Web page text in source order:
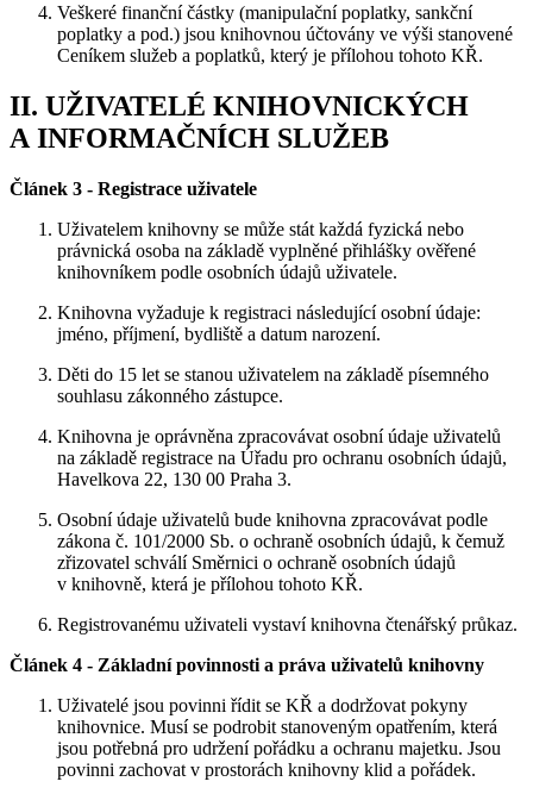
Veškeré finanční částky (manipulační poplatky, sankční
poplatky a pod.) jsou knihovnou účtovány ve výši stanovené
Ceníkem služeb a poplatků, který je přílohou tohoto KŘ.
II. UŽIVATELÉ KNIHOVNICKÝCH
A INFORMAČNÍCH SLUŽEB
Článek 3 - Registrace uživatele
Uživatelem knihovny se může stát každá fyzická nebo
právnická osoba na základě vyplněné přihlášky ověřené
knihovníkem podle osobních údajů uživatele.
Knihovna vyžaduje k registraci následující osobní údaje:
jméno, příjmení, bydliště a datum narození.
Děti do 15 let se stanou uživatelem na základě písemného
souhlasu zákonného zástupce.
Knihovna je oprávněna zpracovávat osobní údaje uživatelů
na základě registrace na Úřadu pro ochranu osobních údajů,
Havelkova 22, 130 00 Praha 3.
Osobní údaje uživatelů bude knihovna zpracovávat podle
zákona č. 101/2000 Sb. o ochraně osobních údajů, k čemuž
zřizovatel schválí Směrnici o ochraně osobních údajů
v knihovně, která je přílohou tohoto KŘ.
Registrovanému uživateli vystaví knihovna čtenářský průkaz.
Článek 4 - Základní povinnosti a práva uživatelů knihovny
Uživatelé jsou povinni řídit se KŘ a dodržovat pokyny
knihovnice. Musí se podrobit stanoveným opatřením, která
jsou potřebná pro udržení pořádku a ochranu majetku. Jsou
povinni zachovat v prostorách knihovny klid a pořádek.